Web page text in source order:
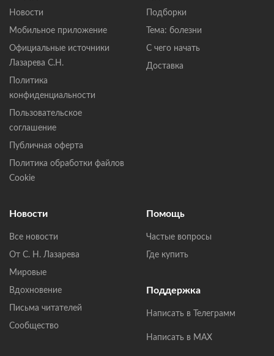
Новости
Мобильное приложение
Официальные источники
Лазарева С.Н.
Политика
конфиденциальности
Пользовательское
соглашение
Публичная оферта
Политика обработки файлов
Cookie
Подборки
Тема: болезни
С чего начать
Доставка
Новости
Все новости
От С. Н. Лазарева
Мировые
Вдохновение
Письма читателей
Сообщество
Помощь
Частые вопросы
Где купить
Поддержка
Написать в Телеграмм
Написать в MAX